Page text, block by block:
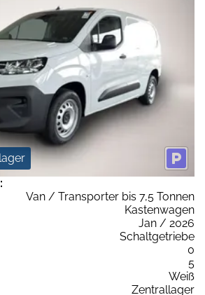
Van / Transporter bis 7,5 Tonnen
Kastenwagen
Jan / 2026
Schaltgetriebe
0
5
Weiß
Zentrallager